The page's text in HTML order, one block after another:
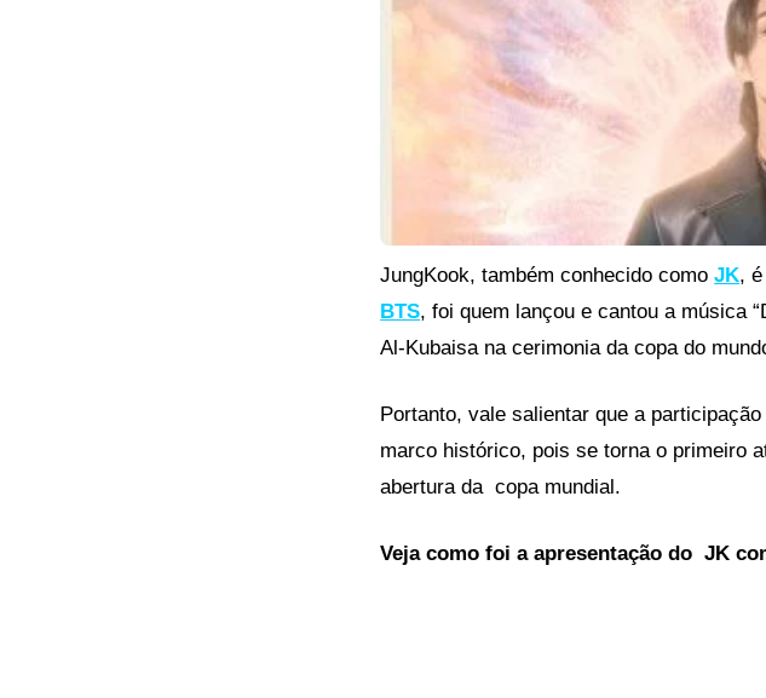
JungKook, também conhecido comoJK,
BTS, foi quem lançou e cantou a música
Al-Kubaisa na cerimonia da copa do
Portanto, vale salientar que a
marco histórico, pois se torna o primeiro
abertura da copa mundial.
Veja como foi a apresentação do JK